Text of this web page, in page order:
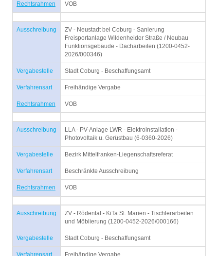
Rechtsrahmen VOB
Ausschreibung
ZV - Neustadt bei Coburg - Sanierung
Freisportanlage Wildenheider Straße / Neubau
Funktionsgebäude - Dacharbeiten (1200-0452-
2026/000346)
Vergabestelle Stadt Coburg - Beschaffungsamt
Verfahrensart Freihändige Vergabe
Rechtsrahmen VOB
Ausschreibung
LLA - PV-Anlage LWR - Elektroinstallation -
Photovoltaik u. Gerüstbau (6-0360-2026)
Vergabestelle Bezirk Mittelfranken-Liegenschaftsreferat
Verfahrensart Beschränkte Ausschreibung
Rechtsrahmen VOB
Ausschreibung
ZV - Rödental - KiTa St. Marien - Tischlerarbeiten
und Möblierung (1200-0452-2026/000166)
Vergabestelle Stadt Coburg - Beschaffungsamt
Verfahrensart Freihändige Vergabe